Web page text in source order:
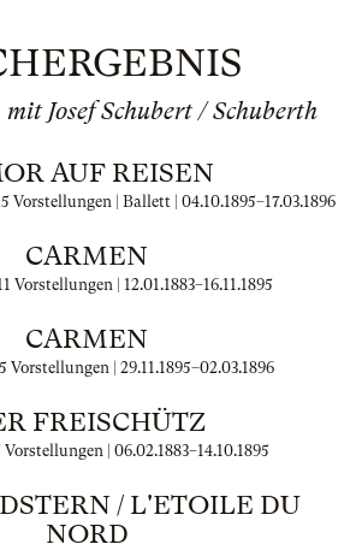
Josef Schubert / Schuberth
AUF REISEN
Vorstellungen | Ballett | 04.10.1895–17.03.1896
CARMEN
Vorstellungen | 12.01.1883–16.11.1895
CARMEN
Vorstellungen | 29.11.1895–02.03.1896
FREISCHÜTZ
Vorstellungen | 06.02.1883–14.10.1895
/ L'ETOILE DU
NORD